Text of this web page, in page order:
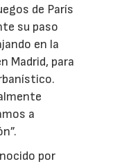
de París
su paso
en la
Madrid, para
a
por